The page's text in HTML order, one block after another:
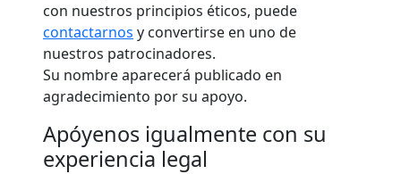
con nuestros principios éticos, puede
contactarnos y convertirse en uno de
nuestros patrocinadores.
Su nombre aparecerá publicado en
agradecimiento por su apoyo.
Apóyenos igualmente con su
experiencia legal